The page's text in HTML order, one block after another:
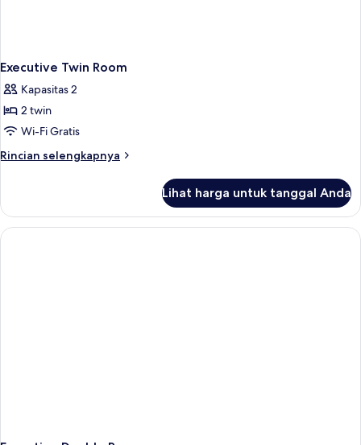
Executive Twin Room
Kapasitas 2
2 twin
Wi-Fi Gratis
Rincian selengkapnya
Rincian
Executive
Twin
Room
Lihat harga untuk tanggal Anda